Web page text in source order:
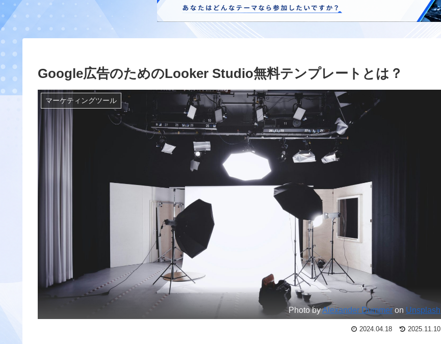
Google広告のためのLooker Studio無料テンプレートとは？
マーケティングツール
Photo byAlexander Dummeron Unsplash
2024.04.18 2025.11.10